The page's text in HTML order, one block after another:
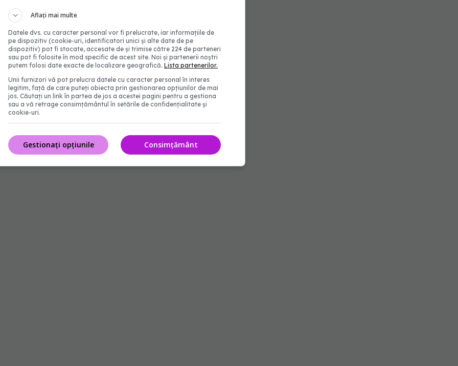
2.136 de noi cazuri cu infecția COVID.
la data de 15 noiembrie 2021, ora 10.00, în
2.136 cazuri de persoane pozitive cu SARS-
195 decese dintre care 16 anterioare”, se arată
3.021 de cazuri noi de persoane infectate
care 48 sunt ale unor pacienți reinfectați, testați
zile după prima infectare. Până astăzi, 53.069
SARS – CoV – 2 au decedat.
Aflați mai multe
Datele dvs. cu caracter personal vor fi prelucrate, iar informațiile de
pe dispozitiv (cookie-uri, identificatori unici și alte date de pe
dispozitiv) pot fi stocate, accesate de și trimise către 224 de parteneri
sau pot fi folosite în mod specific de acest site. Noi și partenerii noștri
putem folosi date exacte de localizare geografică. Lista partenerilor.
Unii furnizori vă pot prelucra datele cu caracter personal în interes
legitim, față de care puteți obiecta prin gestionarea opțiunilor de mai
jos. Căutați un link în partea de jos a acestei pagini pentru a gestiona
sau a vă retrage consimțământul în setările de confidențialitate și
cookie-uri.
Consimțământ
Gestionați opțiunile